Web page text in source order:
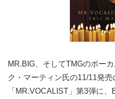
MR.BIG、そしてTMGのボー
ク・マーティン氏の11/11発
「MR.VOCALIST」第3弾に、